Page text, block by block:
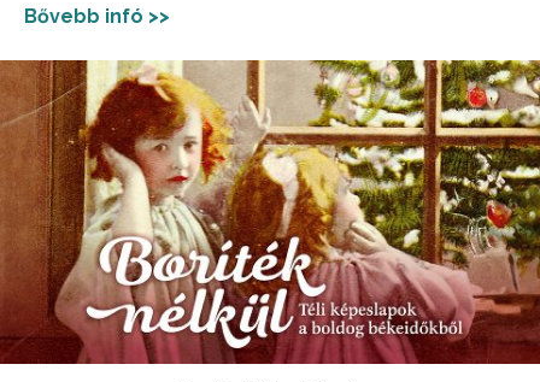
Bővebb infó >>